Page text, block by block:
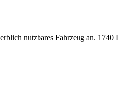
nutzbares Fahrzeug an.